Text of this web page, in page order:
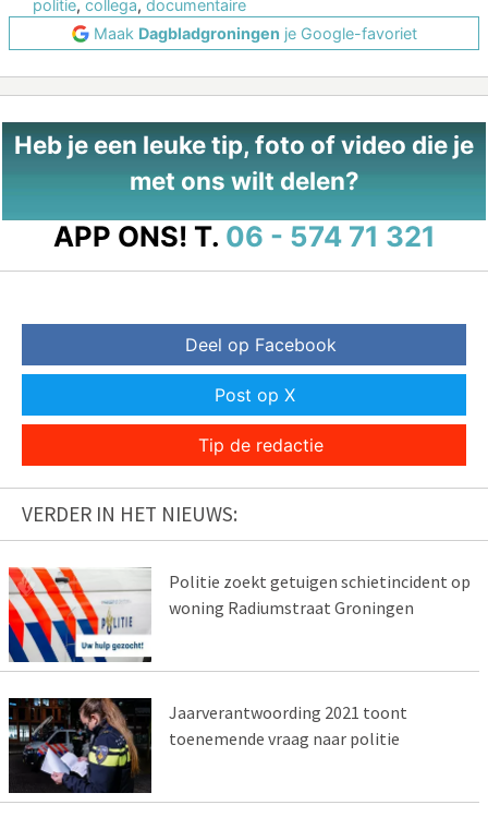
politie, collega, documentaire
Maak Dagbladgroningen je Google-favoriet
Heb je een leuke tip, foto of video die je
met ons wilt delen?
APP ONS! T. 06 - 574 71 321
Deel op Facebook
Post op X
Tip de redactie
VERDER IN HET NIEUWS:
Politie zoekt getuigen schietincident op
woning Radiumstraat Groningen
Jaarverantwoording 2021 toont
toenemende vraag naar politie